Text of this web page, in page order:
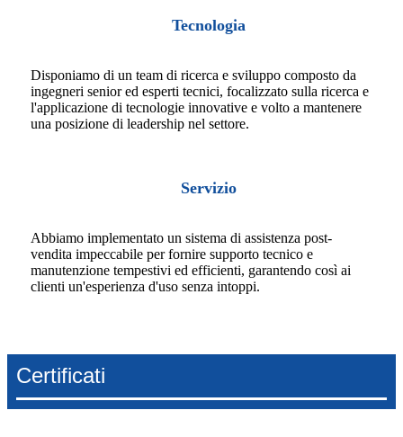
Tecnologia
Disponiamo di un team di ricerca e sviluppo composto da
ingegneri senior ed esperti tecnici, focalizzato sulla ricerca e
l'applicazione di tecnologie innovative e volto a mantenere
una posizione di leadership nel settore.
Servizio
Abbiamo implementato un sistema di assistenza post-
vendita impeccabile per fornire supporto tecnico e
manutenzione tempestivi ed efficienti, garantendo così ai
clienti un'esperienza d'uso senza intoppi.
Certificati